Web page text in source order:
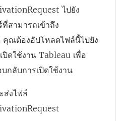
ไปยัง
สามารถเข้าถึง
คุณต้องอัปโหลดไฟล์นี้ไปยัง
ปิดใช้งาน Tableau เพื่อ
กลับการเปิดใช้งาน
ส่งไฟล์